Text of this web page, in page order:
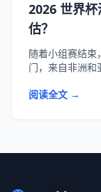
2026 世界
估？
随着小组赛结束
门，来自非洲和
阅读全文 →